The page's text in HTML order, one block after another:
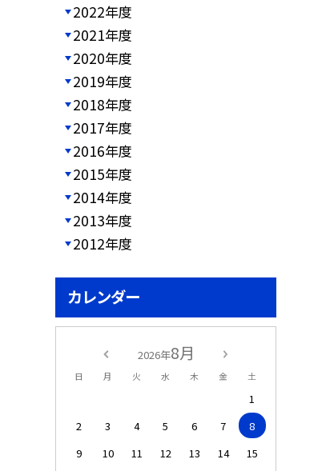
2022年度
2021年度
2020年度
2019年度
2018年度
2017年度
2016年度
2015年度
2014年度
2013年度
2012年度
カレンダー
2026年8月
日 月 火 水 木 金 土
1
2
3 4 5 6 7
8
9
10 11 12 13 14
15